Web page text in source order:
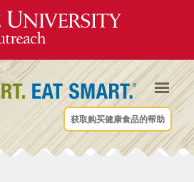
获取购买健康食品的帮助